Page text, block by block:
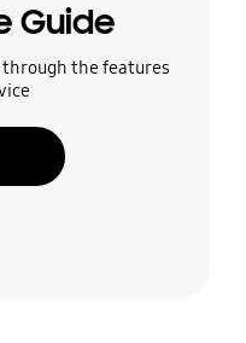
Guide
the features